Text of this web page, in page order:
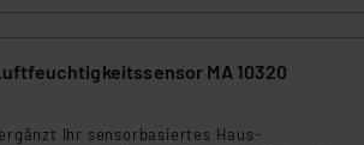
MA 10320
Ihr sensorbasiertes Haus-